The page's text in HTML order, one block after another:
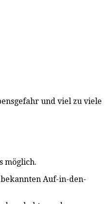
und viel zu viele
möglich.
Auf-in-den-